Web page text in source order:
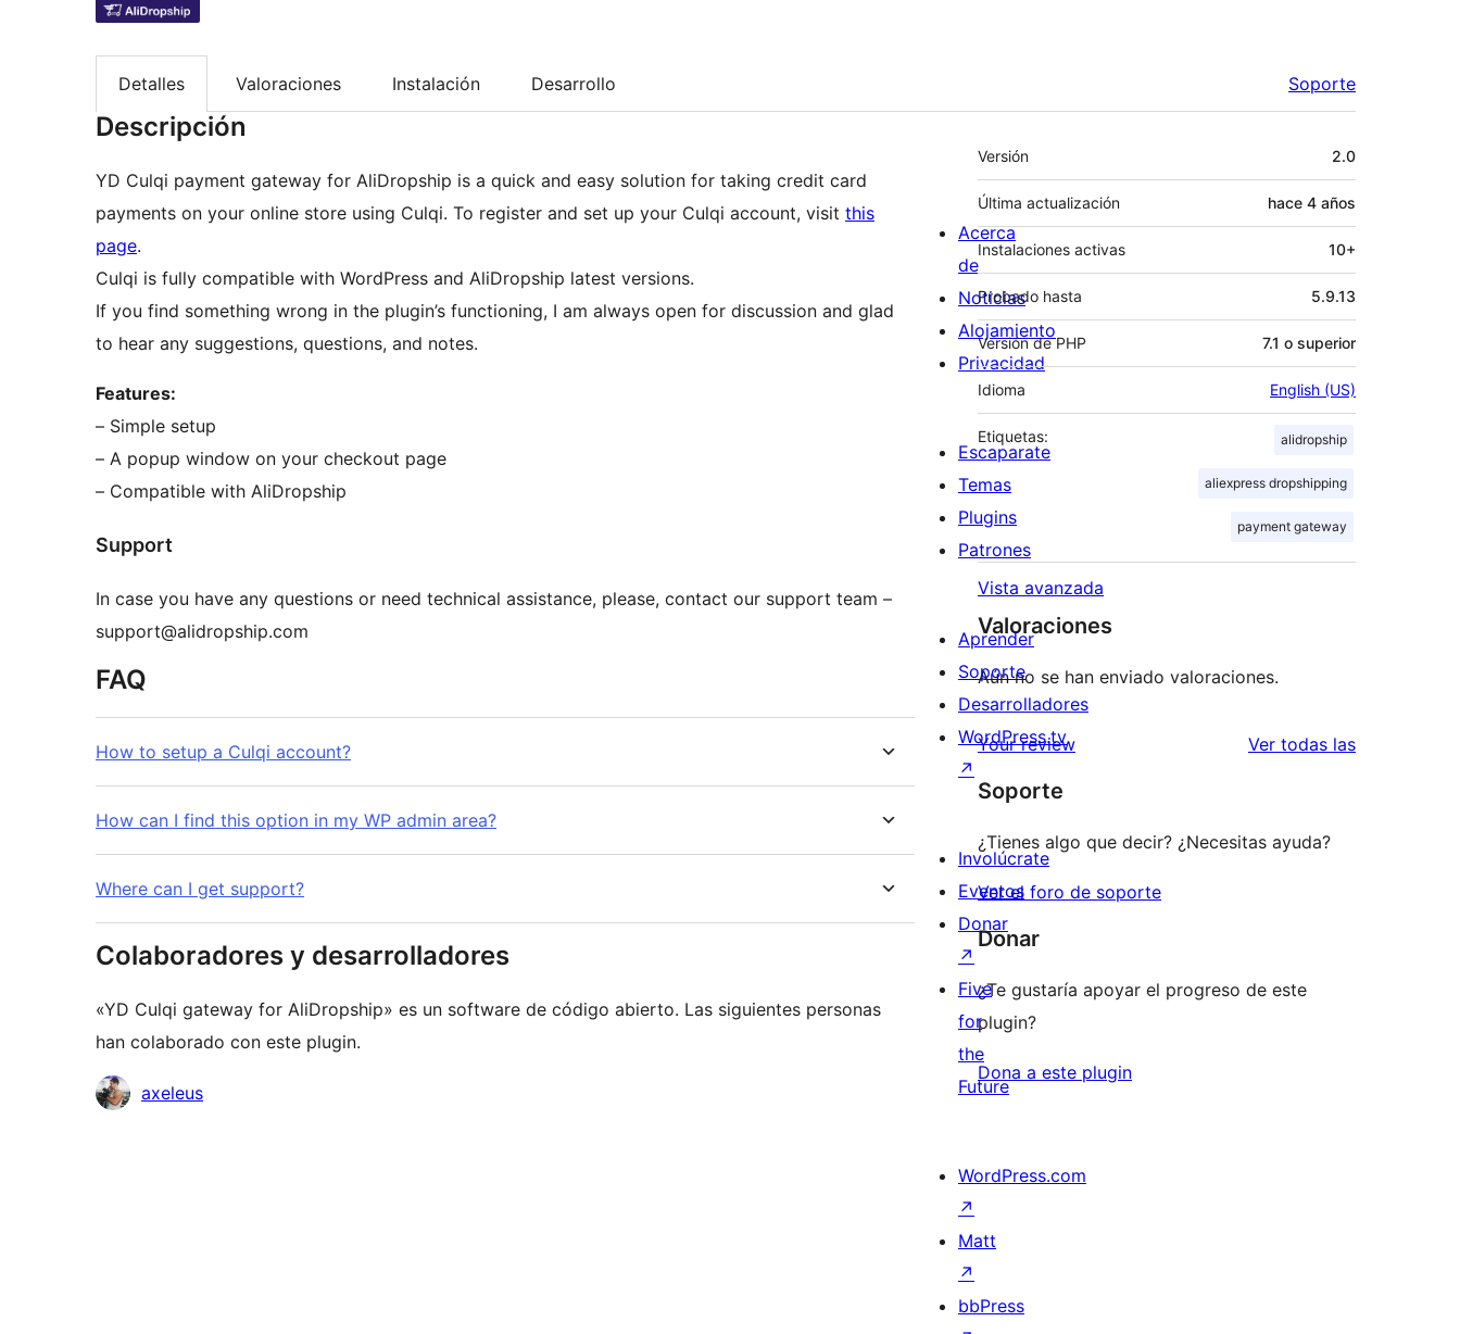
Detalles Valoraciones Instalación Desarrollo Soporte
Descripción
YD Culqi payment gateway for AliDropship is a quick and easy solution for taking credit card
payments on your online store using Culqi. To register and set up your Culqi account, visit this
page.
Culqi is fully compatible with WordPress and AliDropship latest versions.
If you find something wrong in the plugin’s functioning, I am always open for discussion and glad
to hear any suggestions, questions, and notes.
Features:
– Simple setup
– A popup window on your checkout page
– Compatible with AliDropship
Support
In case you have any questions or need technical assistance, please, contact our support team –
support@alidropship.com
FAQ
How to setup a Culqi account?
How can I find this option in my WP admin area?
Where can I get support?
Colaboradores y desarrolladores
«YD Culqi gateway for AliDropship» es un software de código abierto. Las siguientes personas
han colaborado con este plugin.
Colaboradores
axeleus
Meta
Versión 2.0
Última actualización hace 4 años
Instalaciones activas 10+
Probado hasta 5.9.13
Versión de PHP 7.1 o superior
Idioma English (US)
Etiquetas: alidropship
aliexpress dropshipping
payment gateway
Vista avanzada
Valoraciones
Aún no se han enviado valoraciones.
Your review Ver todas lasvaloraciones
Soporte
¿Tienes algo que decir? ¿Necesitas ayuda?
Ver el foro de soporte
Donar
¿Te gustaría apoyar el progreso de este
plugin?
Dona a este plugin
Acerca
de
Noticias
Alojamiento
Privacidad
Escaparate
Temas
Plugins
Patrones
Aprender
Soporte
Desarrolladores
WordPress.tv
↗
Involúcrate
Eventos
Donar
↗
Five
for
the
Future
WordPress.com
↗
Matt
↗
bbPress